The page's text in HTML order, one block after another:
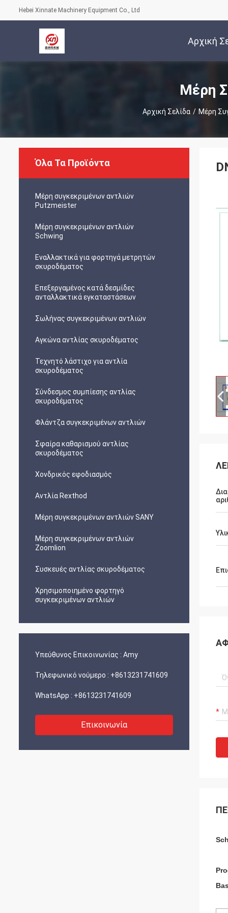
Hebei Xinnate Machinery Equipment Co., Ltd
Αρχική
Μέρη
Αρχική Σελίδα / Μέρη
Όλα Τα Προϊόντα
Μέρη συγκεκριμένων αντλιών
Putzmeister
Μέρη συγκεκριμένων αντλιών
Schwing
Εναλλακτικά για φορτηγά μετρητών
σκυροδέματος
Επεξεργαμένος κατά δεσμίδες
ανταλλακτικά εγκαταστάσεων
Σωλήνας συγκεκριμένων αντλιών
Αγκώνα αντλίας σκυροδέματος
Τεχνητό λάστιχο για αντλία
σκυροδέματος
Σύνδεσμος συμπίεσης αντλίας
σκυροδέματος
Φλάντζα συγκεκριμένων αντλιών
Σφαίρα καθαρισμού αντλίας
σκυροδέματος
Χονδρικός εφοδιασμός
Αντλία Rexthod
Μέρη συγκεκριμένων αντλιών SANY
Μέρη συγκεκριμένων αντλιών
Zoomlion
Συσκευές αντλίας σκυροδέματος
Χρησιμοποιημένο φορτηγό
συγκεκριμένων αντλιών
Υπεύθυνος Επικοινωνίας : Amy
Τηλεφωνικό νούμερο : +8613231741609
WhatsApp : +8613231741609
Επικοινωνία